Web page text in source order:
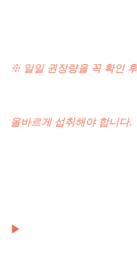
※ 일일 권장량을 꼭 확인 후
올바르게 섭취해야 합니다.
▶